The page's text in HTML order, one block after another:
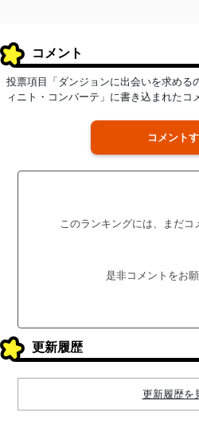
コメント
投票項目「ダンジョンに出会いを求める
ィニト・コンバーテ」に書き込まれたコ
コメント
このランキングには、まだコ
是非コメントをお願
更新履歴
更新履歴を